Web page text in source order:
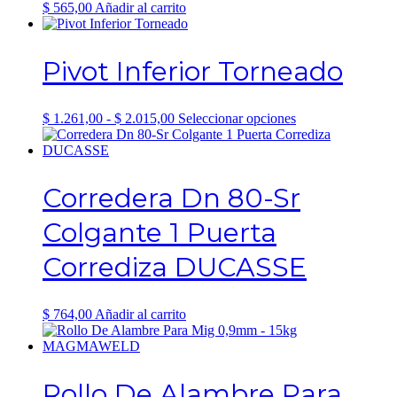
$ 565,00 Añadir al carrito
Pivot Inferior Torneado
$ 1.261,00 - $ 2.015,00Rango
de
hasta
$ 2.015,00
Seleccionar opcionesEste
producto
Las
opciones
elegir
en
de
producto
Corredera Dn 80-Sr
Colgante 1 Puerta
Corrediza DUCASSE
$ 764,00 Añadir al carrito